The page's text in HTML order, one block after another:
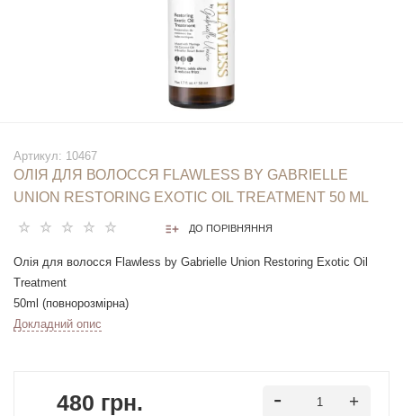
Артикул: 10467
ОЛІЯ ДЛЯ ВОЛОССЯ FLAWLESS BY GABRIELLE
UNION RESTORING EXOTIC OIL TREATMENT 50 ML
ДО ПОРІВНЯННЯ
Олія для волосся Flawless by Gabrielle Union Restoring Exotic Oil
Treatment
50ml (повнорозмірна)
Докладний опис
480 грн.